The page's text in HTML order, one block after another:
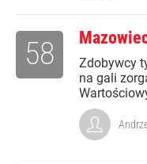
Zdobywcy
na gali
58